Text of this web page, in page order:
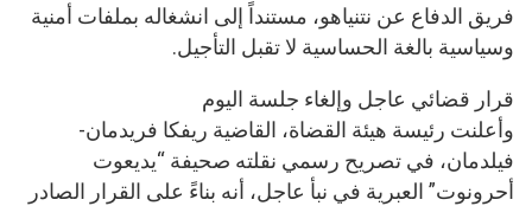
فريق الدفاع عن نتنياهو، مستنداً إلى انشغاله بملفات أمنية
وسياسية بالغة الحساسية لا تقبل التأجيل.
قرار قضائي عاجل وإلغاء جلسة اليوم
وأعلنت رئيسة هيئة القضاة، القاضية ريفكا فريدمان-
فيلدمان، في تصريح رسمي نقلته صحيفة “يديعوت
أحرونوت” العبرية في نبأ عاجل، أنه بناءً على القرار الصادر